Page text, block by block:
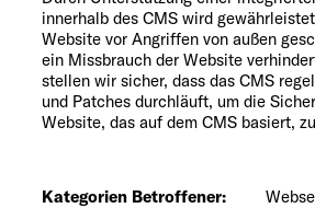
innerhalb des CMS wird
Website vor Angriffen von außen
ein Missbrauch der Website
stellen wir sicher, dass das CMS
und Patches durchläuft, um die
Website, das auf dem CMS basiert,
Kategorien Betroffener: